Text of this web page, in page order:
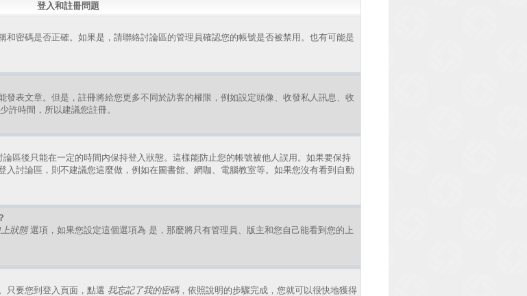
登入和註冊問題
密碼是否正確。如果是，請聯絡討論區的管理員確認您的帳號是否被禁用。也有可能是
表文章。但是，註冊將給您更多不同於訪客的權限，例如設定頭像、收發私人訊息、收
許時間，所以建議您註冊。
論區後只能在一定的時間內保持登入狀態。這樣能防止您的帳號被他人誤用。如果要保持
討論區，則不建議您這麼做，例如在圖書館、網咖、電腦教室等。如果您沒有看到自動
狀態選項，如果您設定這個選項為 是 ，那麼將只有管理員、版主和您自己能看到您的上
只要您到登入頁面，點選 我忘記了我的密碼，依照說明的步驟完成，您就可以很快地獲得